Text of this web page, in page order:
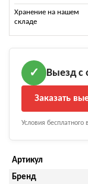
Хранение на нашем
складе
✓ Выезд с
Заказать
Условия
Артикул
Бренд